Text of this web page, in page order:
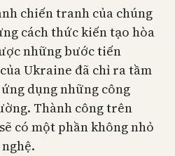
chiến tranh của chúng
cách thức kiến tạo hòa
những bước tiến
Ukraine đã chỉ ra tầm
dụng những công
Thành công trên
có một phần không nhỏ